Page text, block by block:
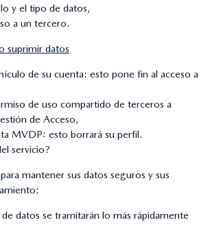
y el tipo de datos,
a un tercero.
suprimir datos
de su cuenta: esto pone fin al acceso a
de uso compartido de terceros a
de Acceso,
MVDP: esto borrará su perfil.
servicio?
mantener sus datos seguros y sus
de datos se tramitarán lo más rápidamente